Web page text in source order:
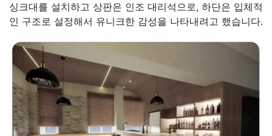
싱크대를 설치하고 상판은 인조 대리석으로, 하단은 입체적
인 구조로 설정해서 유니크한 감성을 나타내려고 했습니다.